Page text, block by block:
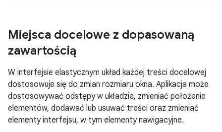
Miejsca docelowe z dopasowaną
zawartością
W interfejsie elastycznym układ każdej treści docelowej
dostosowuje się do zmian rozmiaru okna. Aplikacja może
dostosowywać odstępy w układzie, zmieniać położenie
elementów, dodawać lub usuwać treści oraz zmieniać
elementy interfejsu, w tym elementy nawigacyjne.